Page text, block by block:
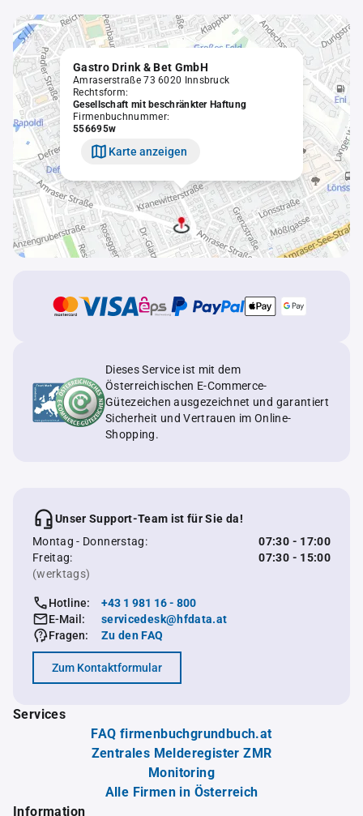
Gastro Drink & Bet GmbH
Amraserstraße 73 6020 Innsbruck
Rechtsform:
Gesellschaft mit beschränkter Haftung
Firmenbuchnummer:
556695w
Karte anzeigen
Dieses Service ist mit dem
Österreichischen E-Commerce-
Gütezeichen ausgezeichnet und garantiert
Sicherheit und Vertrauen im Online-
Shopping.
Unser Support-Team ist für Sie da!
Montag - Donnerstag:
07:30 - 17:00
Freitag:
07:30 - 15:00
(werktags)
Hotline:
+43 1 981 16 - 800
E-Mail:
servicedesk@hfdata.at
Fragen:
Zu den FAQ
Zum Kontaktformular
Services
FAQ firmenbuchgrundbuch.at
Zentrales Melderegister ZMR
Monitoring
Alle Firmen in Österreich
Information